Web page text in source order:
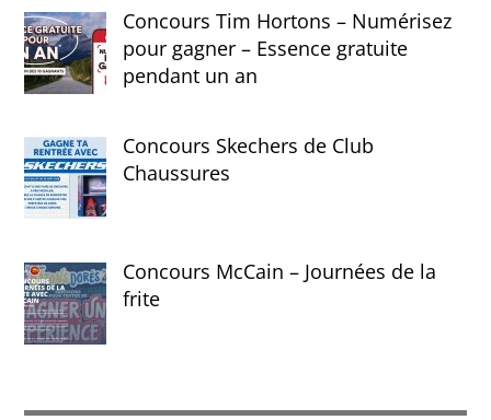
Concours Tim Hortons – Numérisez
pour gagner – Essence gratuite
pendant un an
Concours Skechers de Club
Chaussures
Concours McCain – Journées de la
frite